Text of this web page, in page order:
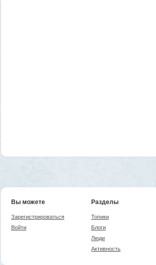
Вы можете
Зарегистрироваться
Войти
Разделы
Топики
Блоги
Люди
Активность